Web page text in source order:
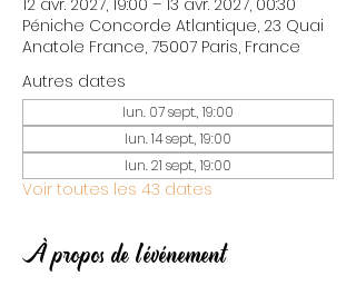
12 avr. 2027, 19:00 – 13 avr. 2027, 00:30
Péniche Concorde Atlantique, 23 Quai
Anatole France, 75007 Paris, France
Autres dates
lun. 07 sept., 19:00
lun. 14 sept., 19:00
lun. 21 sept., 19:00
Voir toutes les 43 dates
À propos de l'événement